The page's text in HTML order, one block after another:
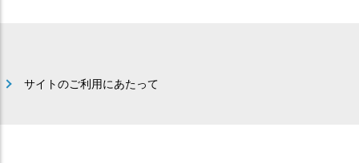
サイトのご利用にあたって